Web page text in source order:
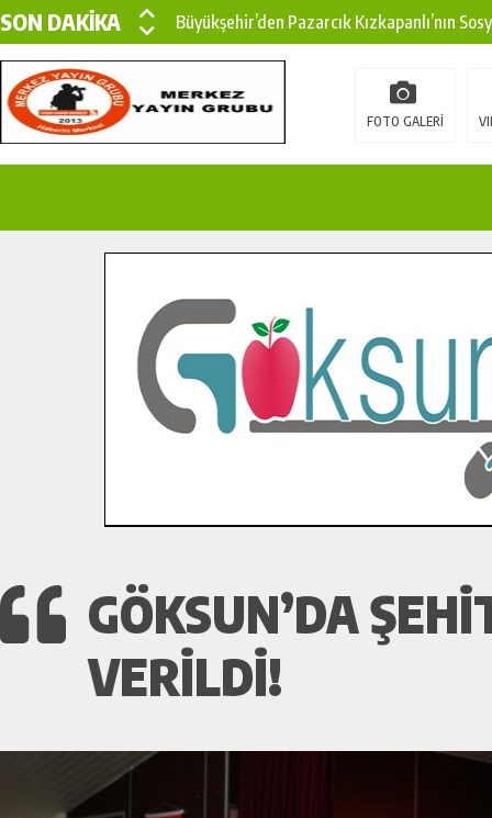
SON DAKİKA
Büyükşehir’den Pazarcık Kızkapanlı’nın
Büyükşehir’den Pazarcık Kırsalına Modern
Çin’den KSÜ’ye Uluslararası Başarı:
İlçe Jandarma Komutanı Karakaya’dan
Bertiz’in Yeni Köprüsünde Sona Doğru.
FOTO GALERİ
GÖKSUN’DA
VERILDI!